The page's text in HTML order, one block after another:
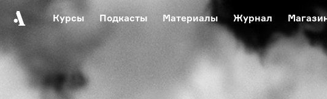
Курсы Подкасты Материалы Журнал
Автор среди нас Еврейский музей
Видеоистория русской культуры
Русское искусство